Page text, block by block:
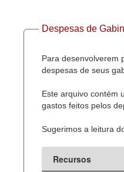
Despesas de
Para desenvolverem
despesas de seus
Este arquivo contém
gastos feitos pelos
Sugerimos a leitura
Recursos